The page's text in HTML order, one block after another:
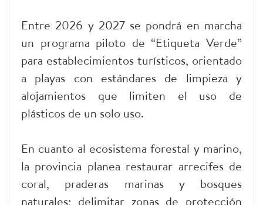
Entre 2026 y 2027 se pondrá en marcha
un programa piloto de “Etiqueta Verde”
para establecimientos turísticos, orientado
a playas con estándares de limpieza y
alojamientos que limiten el uso de
plásticos de un solo uso.
En cuanto al ecosistema forestal y marino,
la provincia planea restaurar arrecifes de
coral, praderas marinas y bosques
naturales; delimitar zonas de protección